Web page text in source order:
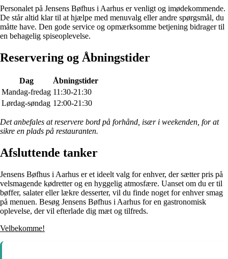
Personalet på Jensens Bøfhus i Aarhus er venligt og imødekommende.
De står altid klar til at hjælpe med menuvalg eller andre spørgsmål, du
måtte have. Den gode service og opmærksomme betjening bidrager til
en behagelig spiseoplevelse.
Reservering og Åbningstider
Dag
Åbningstider
Mandag-fredag 11:30-21:30
Lørdag-søndag 12:00-21:30
Det anbefales at reservere bord på forhånd, især i weekenden, for at
sikre en plads på restauranten.
Afsluttende tanker
Jensens Bøfhus i Aarhus er et ideelt valg for enhver, der sætter pris på
velsmagende kødretter og en hyggelig atmosfære. Uanset om du er til
bøffer, salater eller lækre desserter, vil du finde noget for enhver smag
på menuen. Besøg Jensens Bøfhus i Aarhus for en gastronomisk
oplevelse, der vil efterlade dig mæt og tilfreds.
Velbekomme!